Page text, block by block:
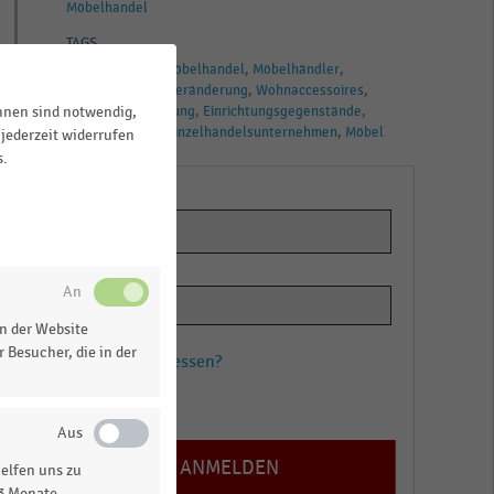
Möbelhandel
TAGS
Möbelhandel Möbelhändler
Umsatzveränderung Wohnaccessoires
Wohnen Einrichtung Einrichtungsgegenstände
Gesamtumsatz
Einzelhandelsunternehmen Möbel
Passwort vergessen?
sind notwendig,
widerrufen
der Website
Besucher, die in der
uns zu